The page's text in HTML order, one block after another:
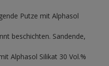
Putze mit Alphasol
beschichten. Sandende,
Alphasol Silikat 30 Vol.%